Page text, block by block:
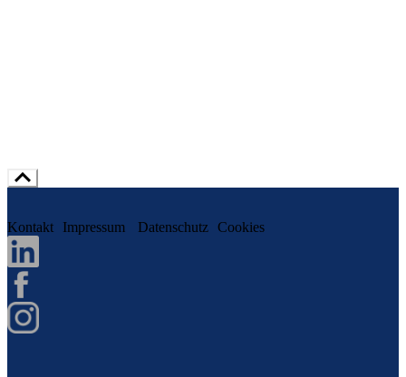
Kontakt Impressum Datenschutz Cookies